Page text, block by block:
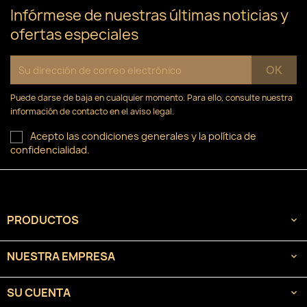
Infórmese de nuestras últimas noticias y
ofertas especiales
Puede darse de baja en cualquier momento. Para ello, consulte nuestra
información de contacto en el aviso legal.
Acepto las condiciones generales y la política de
confidencialidad.
PRODUCTOS 
NUESTRA EMPRESA 
SU CUENTA 